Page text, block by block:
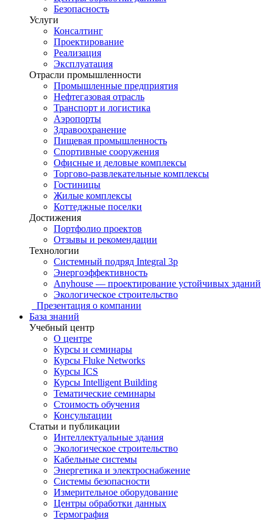
Безопасность
Услуги
Консалтинг
Проектирование
Реализация
Эксплуатация
Отрасли промышленности
Промышленные предприятия
Нефтегазовая отрасль
Транспорт и логистика
Аэропорты
Здравоохранение
Пищевая промышленность
Спортивные сооружения
Офисные и деловые комплексы
Торгово-развлекательные комплексы
Гостиницы
Жилые комплексы
Коттеджные поселки
Достижения
Портфолио проектов
Отзывы и рекомендации
Технологии
Системный подряд Integral 3p
Энергоэффективность
Anyhouse — проектирование устойчивых зданий
Экологическое строительство
Презентация о компании
База знаний
Учебный центр
О центре
Курсы и семинары
Курсы Fluke Networks
Курсы ICS
Курсы Intelligent Building
Тематические семинары
Стоимость обучения
Консультации
Статьи и публикации
Интеллектуальные здания
Экологическое строительство
Кабельные системы
Энергетика и электроснабжение
Системы безопасности
Измерительное оборудование
Центры обработки данных
Термография